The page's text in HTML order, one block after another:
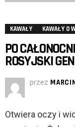
KAWAŁY KAWAŁY O
PO
ROSYJSKI
przez
Otwiera oczy i